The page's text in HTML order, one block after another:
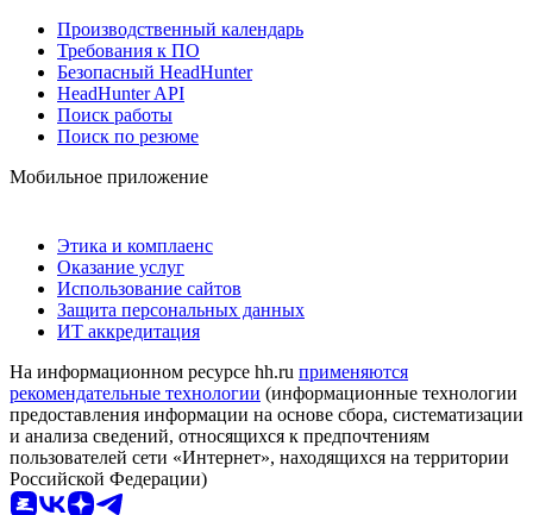
Производственный календарь
Требования к ПО
Безопасный HeadHunter
HeadHunter API
Поиск работы
Поиск по резюме
Мобильное приложение
Этика и комплаенс
Оказание услуг
Использование сайтов
Защита персональных данных
ИТ аккредитация
На информационном ресурсе hh.ru применяются
рекомендательные технологии (информационные технологии
предоставления информации на основе сбора, систематизации
и анализа сведений, относящихся к предпочтениям
пользователей сети «Интернет», находящихся на территории
Российской Федерации)